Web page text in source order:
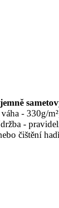
- 330g/
-
čištění